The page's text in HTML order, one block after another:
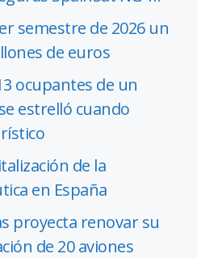
semestre de 2026 un
de euros
ocupantes de un
estrelló cuando
de la
en España
proyecta renovar su
de 20 aviones